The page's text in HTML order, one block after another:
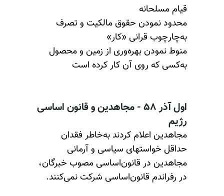
قیام مسلحانه
محدود نمودن حقوق مالکیت و تصرف
به‌چارچوب قرانی «کار»
منوط نمودن بهره‌وری از زمین و محصول
به‌کسی که روی آن کار کرده است
اول آذر ۵۸ - مجاهدین و قانون‌ اساسی
رژیم
مجاهدین اعلام کردند به‌خاطر فقدان
حداقل خواستهای سیاسی و آرمانی
مجاهدین در قانون‌اساسی مصوب خبرگان،
در رفراندم قانون‌اساسی شرکت نمی‌کنند.